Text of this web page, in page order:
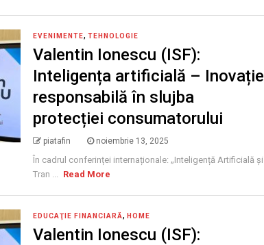
EVENIMENTE, TEHNOLOGIE
Valentin Ionescu (ISF):
Inteligența artificială – Inovație
responsabilă în slujba
protecției consumatorului
piatafin noiembrie 13, 2025
În cadrul conferinței internaționale: „Inteligență Artificială și
Tran ... Read More
EDUCAŢIE FINANCIARĂ, HOME
Valentin Ionescu (ISF):